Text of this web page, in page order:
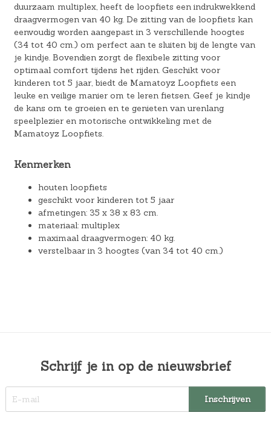
duurzaam multiplex, heeft de loopfiets een indrukwekkend
draagvermogen van 40 kg. De zitting van de loopfiets kan
eenvoudig worden aangepast in 3 verschillende hoogtes
(34 tot 40 cm.) om perfect aan te sluiten bij de lengte van
je kindje. Bovendien zorgt de flexibele zitting voor
optimaal comfort tijdens het rijden. Geschikt voor
kinderen tot 5 jaar, biedt de Mamatoyz Loopfiets een
leuke en veilige manier om te leren fietsen. Geef je kindje
de kans om te groeien en te genieten van urenlang
speelplezier en motorische ontwikkeling met de
Mamatoyz Loopfiets.
Kenmerken
houten loopfiets
geschikt voor kinderen tot 5 jaar
afmetingen: 35 x 38 x 83 cm.
materiaal: multiplex
maximaal draagvermogen: 40 kg.
verstelbaar in 3 hoogtes (van 34 tot 40 cm.)
Schrijf je in op de nieuwsbrief